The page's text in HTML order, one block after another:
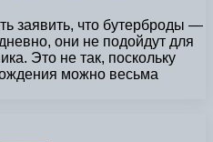
заявить, что бутерброды —
они не подойдут для
Это не так, поскольку
можно весьма